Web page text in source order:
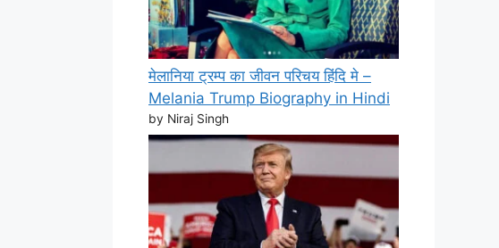
मेलानिया ट्रम्प का जीवन परिचय हिंदि मे –
Melania Trump Biography in Hindi
by Niraj Singh